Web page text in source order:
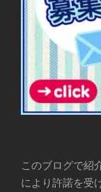
このブログで紹
により許諾を受